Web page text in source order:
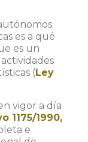
es a qué
es un
( Ley
vigor a día
1175/1990,
e